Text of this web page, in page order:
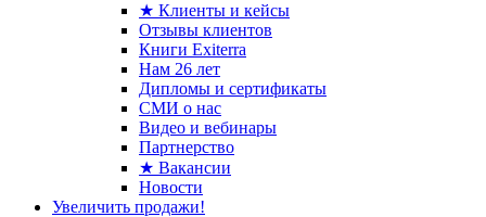
★ Клиенты и кейсы
Отзывы клиентов
Книги Exiterra
Нам 26 лет
Дипломы и сертификаты
СМИ о нас
Видео и вебинары
Партнерство
★ Вакансии
Новости
Увеличить продажи!